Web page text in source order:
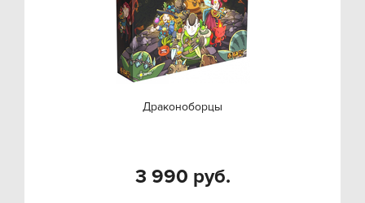
Драконоборцы
3 990 руб.